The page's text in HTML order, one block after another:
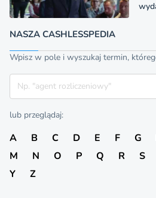
NASZA CASHLESSPEDIA
Wpisz w pole i wyszukaj termin,
Szukaj
lub przeglądaj:
A B C D E F G
M
N O P Q R S
Y
Z